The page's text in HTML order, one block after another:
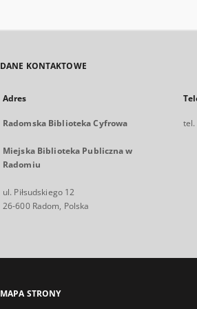
DANE KONTAKTOWE
Adres
Radomska Biblioteka Cyfrowa
Miejska Biblioteka Publiczna w
Radomiu
ul. Piłsudskiego 12
26-600 Radom, Polska
tel.
MAPA STRONY